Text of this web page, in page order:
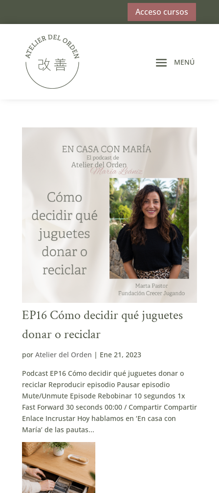
Acceso cursos
EP16 Cómo decidir qué juguetes
donar o reciclar
por Atelier del Orden | Ene 21, 2023
Podcast EP16 Cómo decidir qué juguetes donar o
reciclar Reproducir episodio Pausar episodio
Mute/Unmute Episode Rebobinar 10 segundos 1x
Fast Forward 30 seconds 00:00 / Compartir Compartir
Enlace Incrustar Hoy hablamos en ‘En casa con
María’ de las pautas...